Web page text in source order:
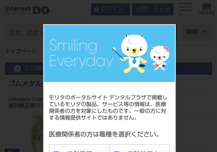
モリタのポータルサイト デンタルプラザで掲載し
ているモリタの製品、サービス等の情報は、医療
関係者の方を対象にしたものです。一般の方に対
する情報提供サイトではありません。
医療関係者の方は職種を選択ください。
ログイン お問い合わせ
メニュー
詳細
トップページ ゴムメタル ストレート ホワイト（巻線）
この商品に関するお問い合わせ
ゴムメタル ストレート ホワイト（巻線）
Orthodontic Ti-Nb Wire
歯列矯正用ワイヤ
206850658